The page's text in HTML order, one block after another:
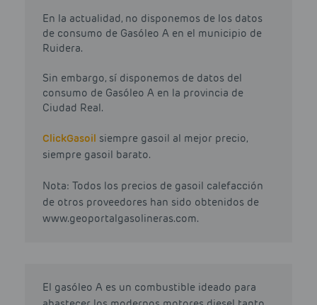
En la actualidad, no disponemos de los datos
de consumo de Gasóleo A en el municipio de
Ruidera.
Sin embargo, sí disponemos de datos del
consumo de Gasóleo A en la provincia de
Ciudad Real.
ClickGasoil siempre gasoil al mejor precio,
siempre gasoil barato.
Nota: Todos los precios de gasoil calefacción
de otros proveedores han sido obtenidos de
www.geoportalgasolineras.com.
El gasóleo A es un combustible ideado para